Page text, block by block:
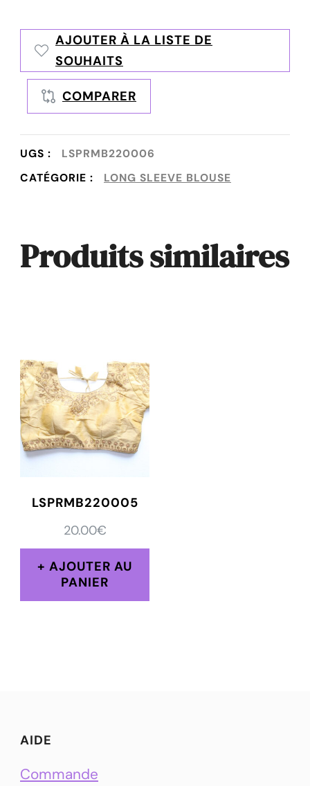
AJOUTER À LA LISTE DE
SOUHAITS
COMPARER
UGS :
LSPRMB220006
CATÉGORIE :
LONG SLEEVE BLOUSE
Produits similaires
LSPRMB220005
20.00€
AJOUTER AU
PANIER
AIDE
Commande